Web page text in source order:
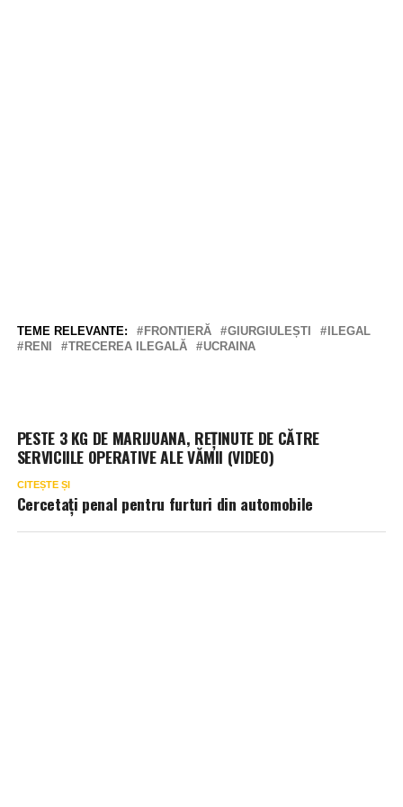
TEME RELEVANTE: FRONTIERĂ GIURGIULEȘTI
ILEGAL
RENI
TRECEREA ILEGALĂ UCRAINA
PESTE 3 KG DE MARIJUANA, REȚINUTE DE CĂTRE
SERVICIILE OPERATIVE ALE VĂMII (VIDEO)
CITEȘTE ȘI
Cercetaţi penal pentru furturi din automobile